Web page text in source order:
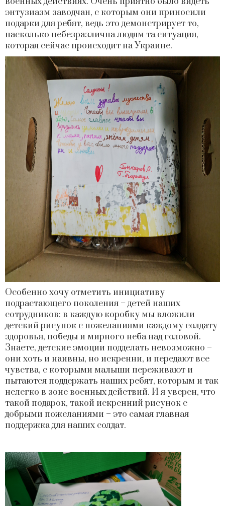
энтузиазм заводчан, с которым они приносили
подарки для ребят, ведь это демонстрирует то,
насколько небезразлична людям та ситуация,
которая сейчас происходит на Украине.
Особенно хочу отметить инициативу
подрастающего поколения – детей наших
сотрудников: в каждую коробку мы вложили
детский рисунок с пожеланиями каждому солдату
здоровья, победы и мирного неба над головой.
Знаете, детские эмоции подделать невозможно –
они хоть и наивны, но искренни, и передают все
чувства, с которыми малыши переживают и
пытаются поддержать наших ребят, которым и так
нелегко в зоне военных действий. И я уверен, что
такой подарок, такой искренний рисунок с
добрыми пожеланиями – это самая главная
поддержка для наших солдат.